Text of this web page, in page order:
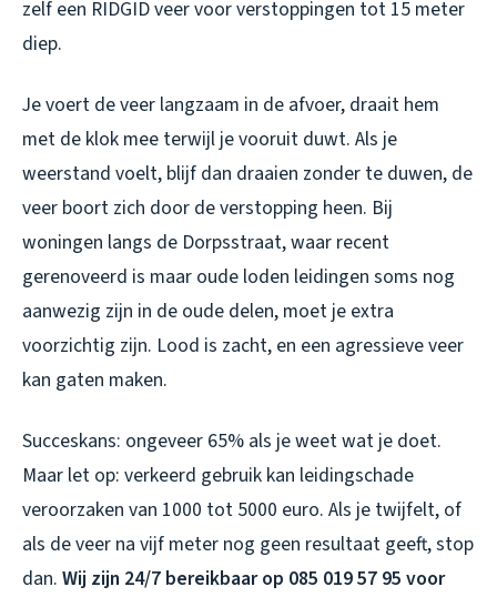
zelf een RIDGID veer voor verstoppingen tot 15 meter
diep.
Je voert de veer langzaam in de afvoer, draait hem
met de klok mee terwijl je vooruit duwt. Als je
weerstand voelt, blijf dan draaien zonder te duwen, de
veer boort zich door de verstopping heen. Bij
woningen langs de Dorpsstraat, waar recent
gerenoveerd is maar oude loden leidingen soms nog
aanwezig zijn in de oude delen, moet je extra
voorzichtig zijn. Lood is zacht, en een agressieve veer
kan gaten maken.
Succeskans: ongeveer 65% als je weet wat je doet.
Maar let op: verkeerd gebruik kan leidingschade
veroorzaken van 1000 tot 5000 euro. Als je twijfelt, of
als de veer na vijf meter nog geen resultaat geeft, stop
dan. Wij zijn 24/7 bereikbaar op 085 019 57 95 voor